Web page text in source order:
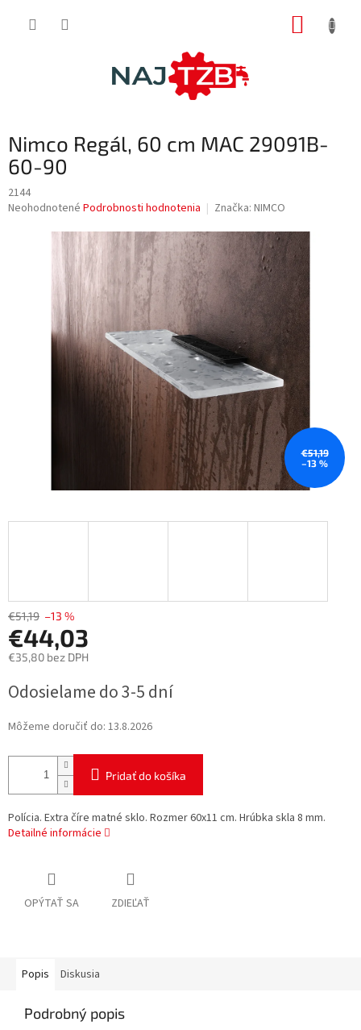
Nimco Regál, 60 cm MAC 29091B-
60-90
2144
Priemerné
hviezdičiek.
Neohodnotené Podrobnosti hodnotenia Značka: NIMCO
€51,19
–13 %
€51,19 –13 %
€44,03
€35,80 bez DPH
cena:
Odosielame do 3-5 dní
Môžeme doručiť do: 13.8.2026
Pridať do košíka
Polícia. Extra číre matné sklo. Rozmer 60x11 cm. Hrúbka skla 8 mm.
Detailné informácie
OPÝTAŤ SA ZDIEĽAŤ
Popis Diskusia
Podrobný popis